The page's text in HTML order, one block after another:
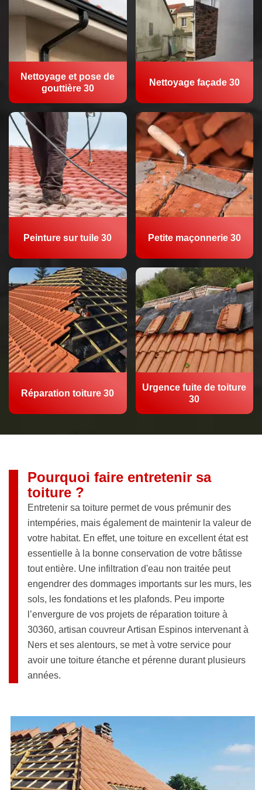
Nettoyage et pose de
gouttière 30
Nettoyage façade 30
Peinture sur tuile 30 Petite maçonnerie 30
Réparation toiture 30
Urgence fuite de toiture
30
Pourquoi faire entretenir sa
toiture ?
Entretenir sa toiture permet de vous prémunir des
intempéries, mais également de maintenir la valeur de
votre habitat. En effet, une toiture en excellent état est
essentielle à la bonne conservation de votre bâtisse
tout entière. Une infiltration d'eau non traitée peut
engendrer des dommages importants sur les murs, les
sols, les fondations et les plafonds. Peu importe
l’envergure de vos projets de réparation toiture à
30360, artisan couvreur Artisan Espinos intervenant à
Ners et ses alentours, se met à votre service pour
avoir une toiture étanche et pérenne durant plusieurs
années.